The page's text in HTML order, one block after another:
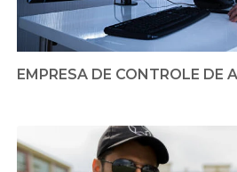
EMPRESA DE CONTROLE DE